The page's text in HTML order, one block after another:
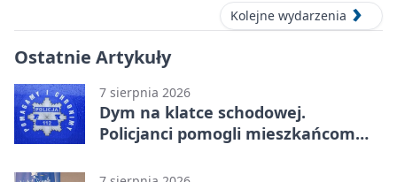
Kolejne wydarzenia
Ostatnie Artykuły
7 sierpnia 2026
Dym na klatce schodowej.
Policjanci pomogli mieszkańcom